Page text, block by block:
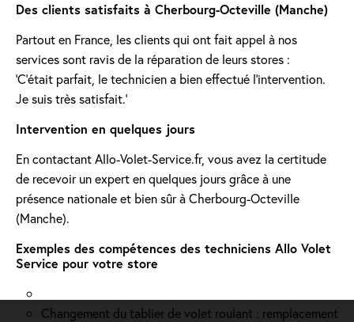
Des clients satisfaits à Cherbourg-Octeville (Manche)
Partout en France, les clients qui ont fait appel à nos
services sont ravis de la réparation de leurs stores :
'C’était parfait, le technicien a bien effectué l’intervention.
Je suis très satisfait.'
Intervention en quelques jours
En contactant Allo-Volet-Service.fr, vous avez la certitude
de recevoir un expert en quelques jours grâce à une
présence nationale et bien sûr à Cherbourg-Octeville
(Manche).
Exemples des compétences des techniciens Allo Volet
Service pour votre store
Changement du tablier de volet roulant : remplacement